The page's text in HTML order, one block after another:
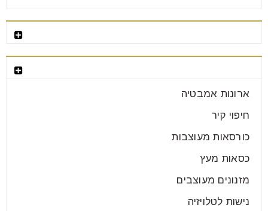
25 יונ
בחירת הארון לחדר היא אחת ההחלטות החשובות בעיצוב
הבית. מדובר ברהיט מרכזי שמשרת אותנו מדי יום, משפיע
ארונות אמבטיה
חיפוי קיר
כורסאות מעוצבות
כסאות מעץ
מזנונים מעוצבים
נישות לטלויזיה